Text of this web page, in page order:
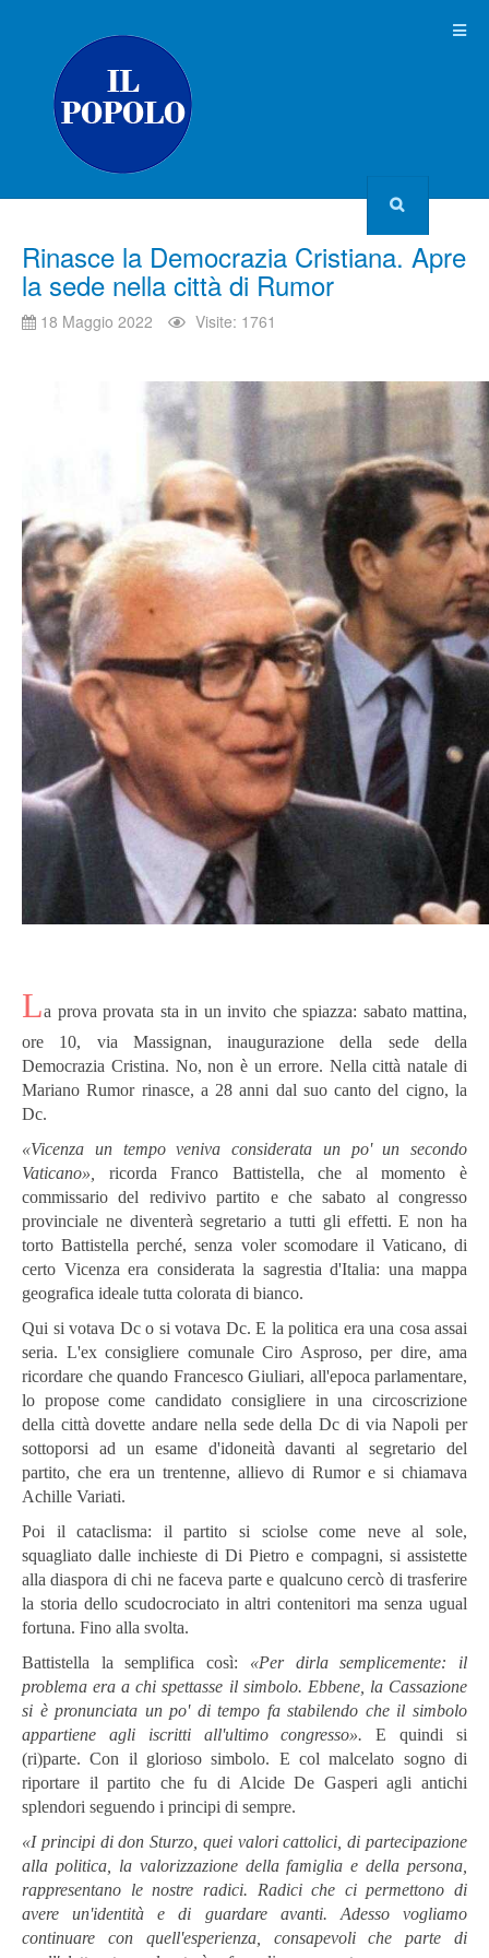
Rinasce la Democrazia Cristiana. Apre
la sede nella città di Rumor
18 Maggio 2022 Visite: 1761
La prova provata sta in un invito che spiazza: sabato mattina,
ore 10, via Massignan, inaugurazione della sede della
Democrazia Cristina. No, non è un errore. Nella città natale di
Mariano Rumor rinasce, a 28 anni dal suo canto del cigno, la
Dc.
«Vicenza un tempo veniva considerata un po' un secondo
Vaticano»,
ricorda Franco Battistella, che al momento è
commissario del redivivo partito e che sabato al congresso
provinciale ne diventerà segretario a tutti gli effetti. E non ha
torto Battistella perché, senza voler scomodare il Vaticano, di
certo Vicenza era considerata la sagrestia d'Italia: una mappa
geografica ideale tutta colorata di bianco.
Qui si votava Dc o si votava Dc. E la politica era una cosa assai
seria. L'ex consigliere comunale Ciro Asproso, per dire, ama
ricordare che quando Francesco Giuliari, all'epoca parlamentare,
lo propose come candidato consigliere in una circoscrizione
della città dovette andare nella sede della Dc di via Napoli per
sottoporsi ad un esame d'idoneità davanti al segretario del
partito, che era un trentenne, allievo di Rumor e si chiamava
Achille Variati.
Poi il cataclisma: il partito si sciolse come neve al sole,
squagliato dalle inchieste di Di Pietro e compagni, si assistette
alla diaspora di chi ne faceva parte e qualcuno cercò di trasferire
la storia dello scudocrociato in altri contenitori ma senza ugual
fortuna. Fino alla svolta.
Battistella la semplifica così: «Per dirla semplicemente: il
problema era a chi spettasse il simbolo. Ebbene, la Cassazione
si è pronunciata un po' di tempo fa stabilendo che il simbolo
appartiene agli iscritti all'ultimo congresso». E quindi si
(ri)parte. Con il glorioso simbolo. E col malcelato sogno di
riportare il partito che fu di Alcide De Gasperi agli antichi
splendori seguendo i principi di sempre.
«I principi di don Sturzo, quei valori cattolici, di partecipazione
alla politica, la valorizzazione della famiglia e della persona,
rappresentano le nostre radici. Radici che ci permettono di
avere un'identità e di guardare avanti. Adesso vogliamo
continuare con quell'esperienza, consapevoli che parte di